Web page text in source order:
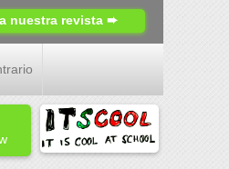
nuestra revista ➨